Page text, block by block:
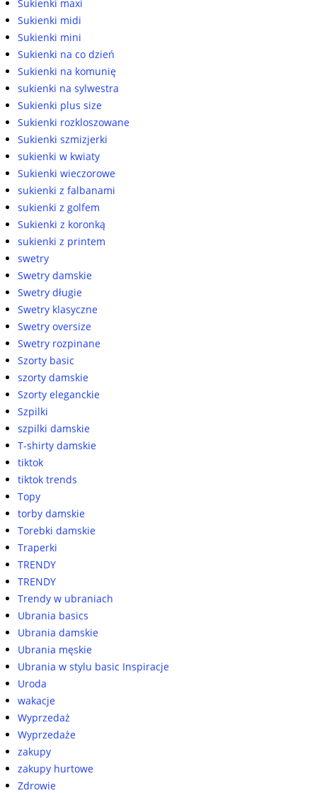
Sukienki maxi
Sukienki midi
Sukienki mini
Sukienki na co dzień
Sukienki na komunię
sukienki na sylwestra
Sukienki plus size
Sukienki rozkloszowane
Sukienki szmizjerki
sukienki w kwiaty
Sukienki wieczorowe
sukienki z falbanami
sukienki z golfem
Sukienki z koronką
sukienki z printem
swetry
Swetry damskie
Swetry długie
Swetry klasyczne
Swetry oversize
Swetry rozpinane
Szorty basic
szorty damskie
Szorty eleganckie
Szpilki
szpilki damskie
T-shirty damskie
tiktok
tiktok trends
Topy
torby damskie
Torebki damskie
Traperki
TRENDY
TRENDY
Trendy w ubraniach
Ubrania basics
Ubrania damskie
Ubrania męskie
Ubrania w stylu basic Inspiracje
Uroda
wakacje
Wyprzedaż
Wyprzedaże
zakupy
zakupy hurtowe
Zdrowie